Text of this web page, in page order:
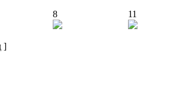
8 11
]